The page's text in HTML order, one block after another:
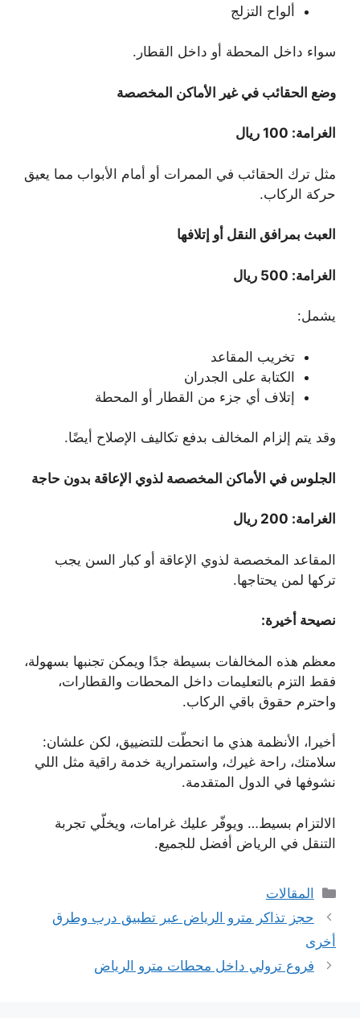
ألواح التزلج
سواء داخل المحطة أو داخل القطار.
وضع الحقائب في غير الأماكن المخصصة
الغرامة: 100 ريال
مثل ترك الحقائب في الممرات أو أمام الأبواب مما يعيق
حركة الركاب.
العبث بمرافق النقل أو إتلافها
الغرامة: 500 ريال
يشمل:
تخريب المقاعد
الكتابة على الجدران
إتلاف أي جزء من القطار أو المحطة
وقد يتم إلزام المخالف بدفع تكاليف الإصلاح أيضًا.
الجلوس في الأماكن المخصصة لذوي الإعاقة بدون حاجة
الغرامة: 200 ريال
المقاعد المخصصة لذوي الإعاقة أو كبار السن يجب
تركها لمن يحتاجها.
نصيحة أخيرة:
معظم هذه المخالفات بسيطة جدًا ويمكن تجنبها بسهولة،
فقط التزم بالتعليمات داخل المحطات والقطارات،
واحترم حقوق باقي الركاب.
أخيرا، الأنظمة هذي ما انحطّت للتضييق، لكن علشان:
سلامتك، راحة غيرك، واستمرارية خدمة راقية مثل اللي
نشوفها في الدول المتقدمة.
الالتزام بسيط… ويوفّر عليك غرامات، ويخلّي تجربة
التنقل في الرياض أفضل للجميع.
التصنيفات
المقالات
حجز تذاكر مترو الرياض عبر تطبيق درب وطرق
أخرى
فروع ترولي داخل محطات مترو الرياض